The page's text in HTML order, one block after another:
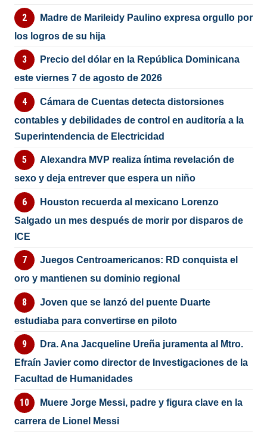
Madre de Marileidy Paulino expresa orgullo por
los logros de su hija
Precio del dólar en la República Dominicana
este viernes 7 de agosto de 2026
Cámara de Cuentas detecta distorsiones
contables y debilidades de control en auditoría a la
Superintendencia de Electricidad
Alexandra MVP realiza íntima revelación de
sexo y deja entrever que espera un niño
Houston recuerda al mexicano Lorenzo
Salgado un mes después de morir por disparos de
ICE
Juegos Centroamericanos: RD conquista el
oro y mantienen su dominio regional
Joven que se lanzó del puente Duarte
estudiaba para convertirse en piloto
Dra. Ana Jacqueline Ureña juramenta al Mtro.
Efraín Javier como director de Investigaciones de la
Facultad de Humanidades
Muere Jorge Messi, padre y figura clave en la
carrera de Lionel Messi